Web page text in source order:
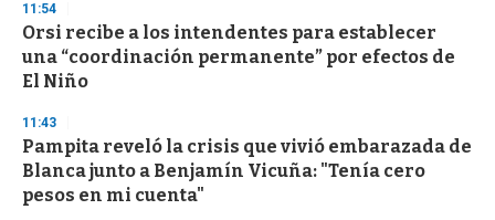
d
s
o
f
3
s
e
c
o
n
d
11:54
Orsi recibe a los intendentes para establecer
una “coordinación permanente” por efectos de
El Niño
11:43
Pampita reveló la crisis que vivió embarazada de
Blanca junto a Benjamín Vicuña: "Tenía cero
pesos en mi cuenta"